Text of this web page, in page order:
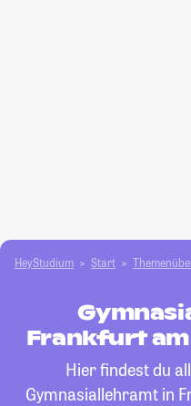
HeyStudium Start
Frankfurt
Hier findest du
Gymnasiallehramt in